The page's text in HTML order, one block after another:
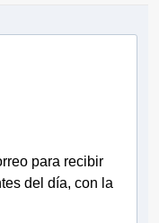
para recibir
del día, con la